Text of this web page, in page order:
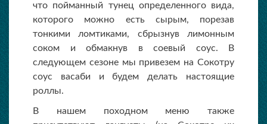
что пойманный тунец определенного вида,
которого можно есть сырым, порезав
тонкими ломтиками, сбрызнув лимонным
соком и обмакнув в соевый соус. В
следующем сезоне мы привезем на Сокотру
соус васаби и будем делать настоящие
роллы.
В нашем походном меню также